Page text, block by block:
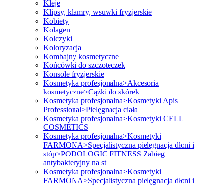
Kleje
Klipsy, klamry, wsuwki fryzjerskie
Kobiety
Kolagen
Kolczyki
Koloryzacja
Kombajny kosmetyczne
Końcówki do szczoteczek
Konsole fryzjerskie
Kosmetyka profesjonalna>Akcesoria
kosmetyczne>Cążki do skórek
Kosmetyka profesjonalna>Kosmetyki Apis
Professional>Pielęgnacja ciała
Kosmetyka profesjonalna>Kosmetyki CELL
COSMETICS
Kosmetyka profesjonalna>Kosmetyki
FARMONA>Specjalistyczna pielęgnacja dłoni i
stóp>PODOLOGIC FITNESS Zabieg
antybakteryjny na st
Kosmetyka profesjonalna>Kosmetyki
FARMONA>Specjalistyczna pielęgnacja dłoni i